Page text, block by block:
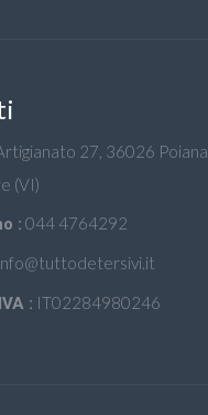
27, 36026 Poiana
(VI)
: 044 4764292
: IT02284980246